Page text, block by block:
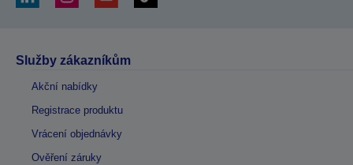
Služby zákazníkům
Akční nabídky
Registrace produktu
Vrácení objednávky
Ověření záruky